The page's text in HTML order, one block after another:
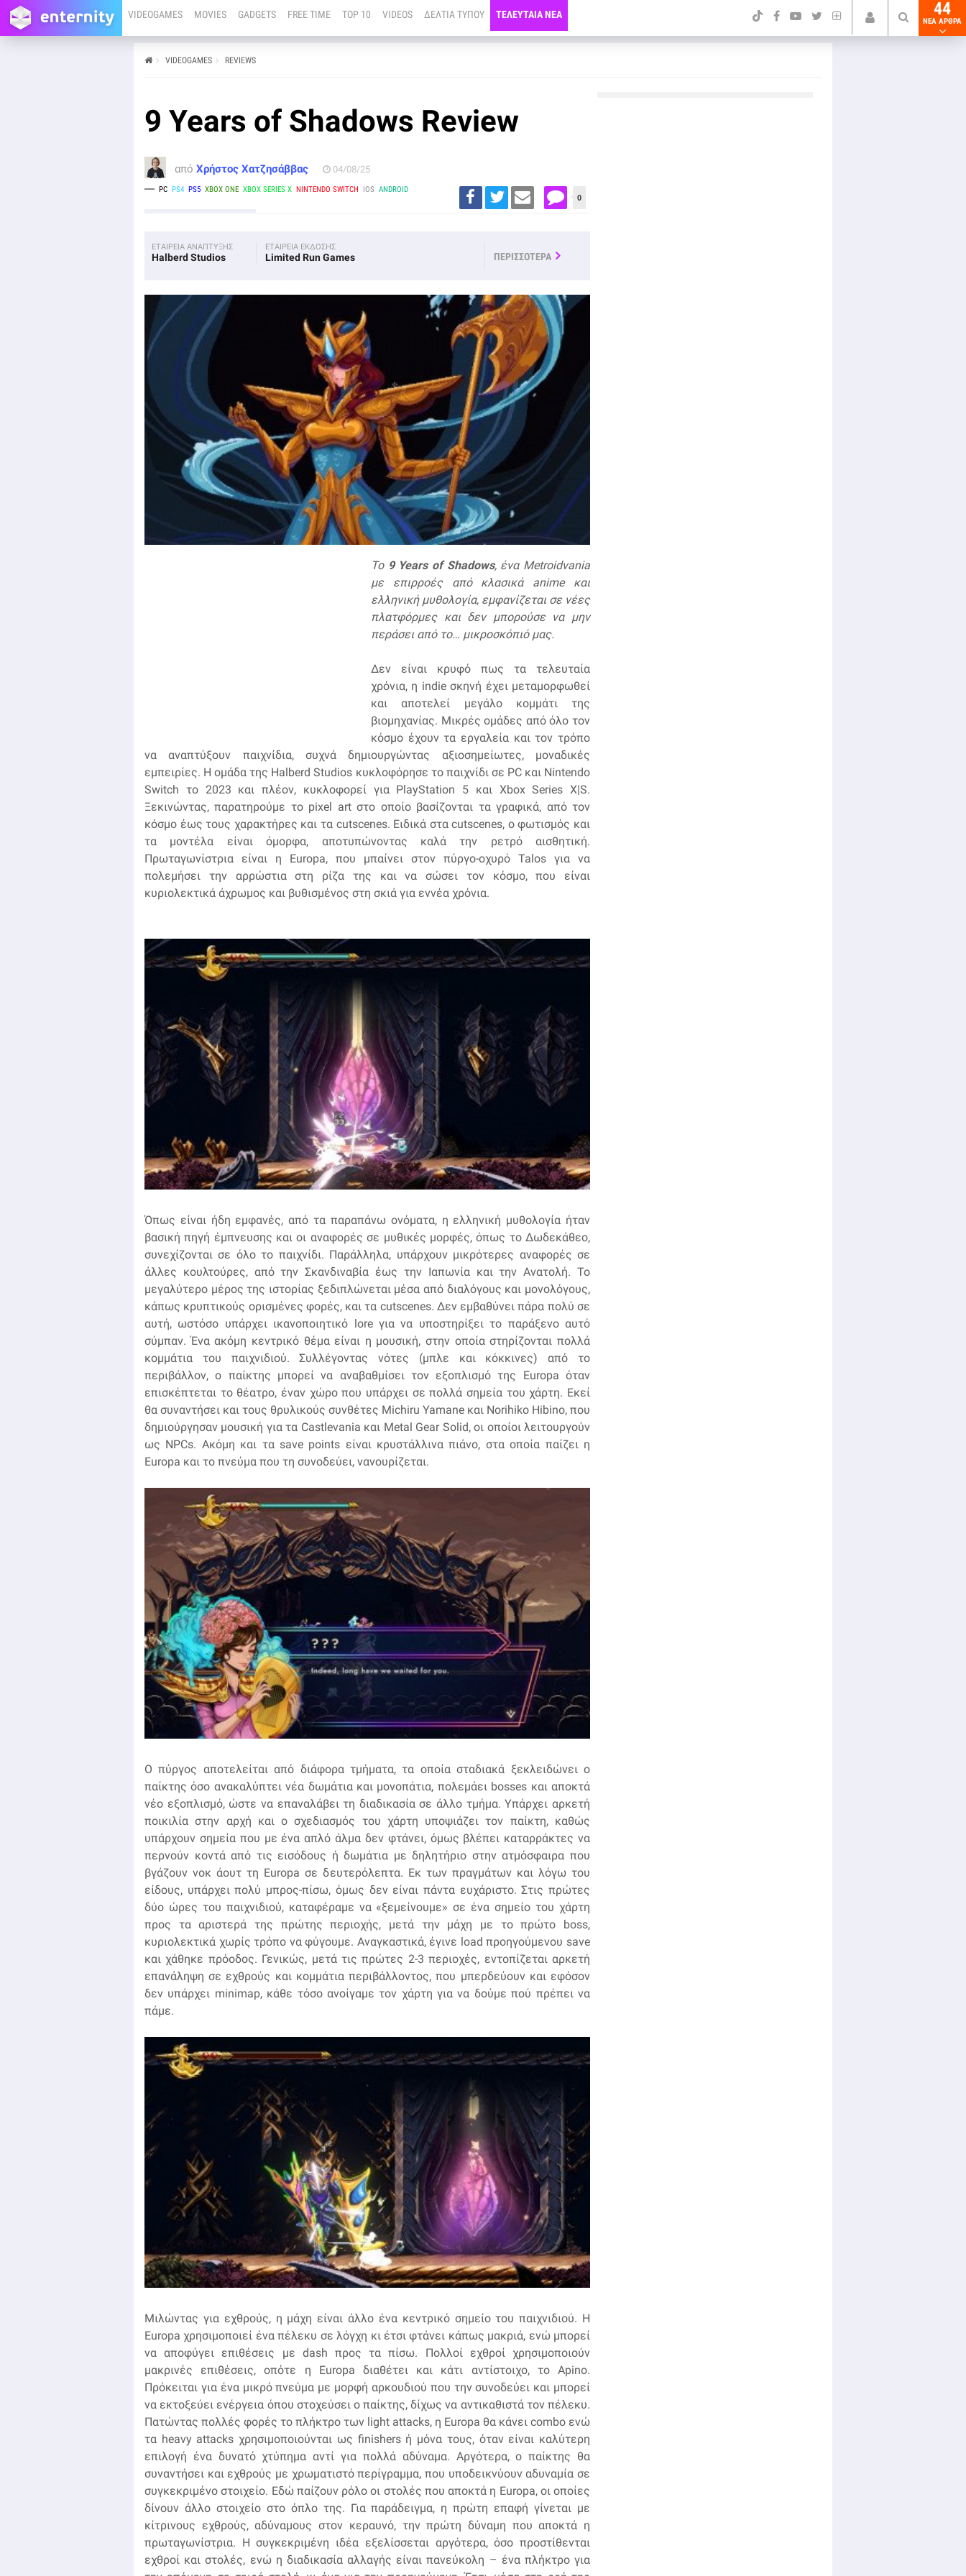
VIDEOGAMES MOVIES GADGETS FREE TIME TOP 10 VIDEOS ΔΕΛΤΙΑ ΤΥΠΟΥ ΤΕΛΕΥΤΑΙΑ ΝΕΑ 44
NEA ΑΡΘΡΑ
VIDEOGAMES REVIEWS
9 Years of Shadows Review
από Χρήστος Χατζησάββας 04/08/25
PC PS4 PS5 XBOX ONE XBOX SERIES X NINTENDO SWITCH IOS ANDROID
0
ΕΤΑΙΡΕΙΑ ΑΝΑΠΤΥΞΗΣ
Halberd Studios
ΕΤΑΙΡΕΙΑ ΕΚΔΟΣΗΣ
Limited Run Games ΠΕΡΙΣΣΟΤΕΡΑ
Το 9 Years of Shadows, ένα Metroidvania
με επιρροές από κλασικά anime και
ελληνική μυθολογία, εμφανίζεται σε νέες
πλατφόρμες και δεν μπορούσε να μην
περάσει από το… μικροσκόπιό μας.
Δεν είναι κρυφό πως τα τελευταία
χρόνια, η indie σκηνή έχει μεταμορφωθεί
και αποτελεί μεγάλο κομμάτι της
βιομηχανίας. Μικρές ομάδες από όλο τον
κόσμο έχουν τα εργαλεία και τον τρόπο
να αναπτύξουν παιχνίδια, συχνά δημιουργώντας αξιοσημείωτες, μοναδικές
εμπειρίες. Η ομάδα της Halberd Studios κυκλοφόρησε το παιχνίδι σε PC και Nintendo
Switch το 2023 και πλέον, κυκλοφορεί για PlayStation 5 και Xbox Series X|S.
Ξεκινώντας, παρατηρούμε το pixel art στο οποίο βασίζονται τα γραφικά, από τον
κόσμο έως τους χαρακτήρες και τα cutscenes. Ειδικά στα cutscenes, ο φωτισμός και
τα μοντέλα είναι όμορφα, αποτυπώνοντας καλά την ρετρό αισθητική.
Πρωταγωνίστρια είναι η Europa, που μπαίνει στον πύργο-οχυρό Talos για να
πολεμήσει την αρρώστια στη ρίζα της και να σώσει τον κόσμο, που είναι
κυριολεκτικά άχρωμος και βυθισμένος στη σκιά για εννέα χρόνια.
Όπως είναι ήδη εμφανές, από τα παραπάνω ονόματα, η ελληνική μυθολογία ήταν
βασική πηγή έμπνευσης και οι αναφορές σε μυθικές μορφές, όπως το Δωδεκάθεο,
συνεχίζονται σε όλο το παιχνίδι. Παράλληλα, υπάρχουν μικρότερες αναφορές σε
άλλες κουλτούρες, από την Σκανδιναβία έως την Ιαπωνία και την Ανατολή. Το
μεγαλύτερο μέρος της ιστορίας ξεδιπλώνεται μέσα από διαλόγους και μονολόγους,
κάπως κρυπτικούς ορισμένες φορές, και τα cutscenes. Δεν εμβαθύνει πάρα πολύ σε
αυτή, ωστόσο υπάρχει ικανοποιητικό lore για να υποστηρίξει το παράξενο αυτό
σύμπαν. Ένα ακόμη κεντρικό θέμα είναι η μουσική, στην οποία στηρίζονται πολλά
κομμάτια του παιχνιδιού. Συλλέγοντας νότες (μπλε και κόκκινες) από το
περιβάλλον, ο παίκτης μπορεί να αναβαθμίσει τον εξοπλισμό της Europa όταν
επισκέπτεται το θέατρο, έναν χώρο που υπάρχει σε πολλά σημεία του χάρτη. Εκεί
θα συναντήσει και τους θρυλικούς συνθέτες Michiru Yamane και Norihiko Hibino, που
δημιούργησαν μουσική για τα Castlevania και Metal Gear Solid, οι οποίοι λειτουργούν
ως NPCs. Ακόμη και τα save points είναι κρυστάλλινα πιάνο, στα οποία παίζει η
Europa και το πνεύμα που τη συνοδεύει, νανουρίζεται.
Ο πύργος αποτελείται από διάφορα τμήματα, τα οποία σταδιακά ξεκλειδώνει ο
παίκτης όσο ανακαλύπτει νέα δωμάτια και μονοπάτια, πολεμάει bosses και αποκτά
νέο εξοπλισμό, ώστε να επαναλάβει τη διαδικασία σε άλλο τμήμα. Υπάρχει αρκετή
ποικιλία στην αρχή και ο σχεδιασμός του χάρτη υποψιάζει τον παίκτη, καθώς
υπάρχουν σημεία που με ένα απλό άλμα δεν φτάνει, όμως βλέπει καταρράκτες να
περνούν κοντά από τις εισόδους ή δωμάτια με δηλητήριο στην ατμόσφαιρα που
βγάζουν νοκ άουτ τη Europa σε δευτερόλεπτα. Εκ των πραγμάτων και λόγω του
είδους, υπάρχει πολύ μπρος-πίσω, όμως δεν είναι πάντα ευχάριστο. Στις πρώτες
δύο ώρες του παιχνιδιού, καταφέραμε να «ξεμείνουμε» σε ένα σημείο του χάρτη
προς τα αριστερά της πρώτης περιοχής, μετά την μάχη με το πρώτο boss,
κυριολεκτικά χωρίς τρόπο να φύγουμε. Αναγκαστικά, έγινε load προηγούμενου save
και χάθηκε πρόοδος. Γενικώς, μετά τις πρώτες 2-3 περιοχές, εντοπίζεται αρκετή
επανάληψη σε εχθρούς και κομμάτια περιβάλλοντος, που μπερδεύουν και εφόσον
δεν υπάρχει minimap, κάθε τόσο ανοίγαμε τον χάρτη για να δούμε πού πρέπει να
πάμε.
Μιλώντας για εχθρούς, η μάχη είναι άλλο ένα κεντρικό σημείο του παιχνιδιού. Η
Europa χρησιμοποιεί ένα πέλεκυ σε λόγχη κι έτσι φτάνει κάπως μακριά, ενώ μπορεί
να αποφύγει επιθέσεις με dash προς τα πίσω. Πολλοί εχθροί χρησιμοποιούν
μακρινές επιθέσεις, οπότε η Europa διαθέτει και κάτι αντίστοιχο, το Apino.
Πρόκειται για ένα μικρό πνεύμα με μορφή αρκουδιού που την συνοδεύει και μπορεί
να εκτοξεύει ενέργεια όπου στοχεύσει ο παίκτης, δίχως να αντικαθιστά τον πέλεκυ.
Πατώντας πολλές φορές το πλήκτρο των light attacks, η Europa θα κάνει combo ενώ
τα heavy attacks χρησιμοποιούνται ως finishers ή μόνα τους, όταν είναι καλύτερη
επιλογή ένα δυνατό χτύπημα αντί για πολλά αδύναμα. Αργότερα, ο παίκτης θα
συναντήσει και εχθρούς με χρωματιστό περίγραμμα, που υποδεικνύουν αδυναμία σε
συγκεκριμένο στοιχείο. Εδώ παίζουν ρόλο οι στολές που αποκτά η Europa, οι οποίες
δίνουν άλλο στοιχείο στο όπλο της. Για παράδειγμα, η πρώτη επαφή γίνεται με
κίτρινους εχθρούς, αδύναμους στον κεραυνό, την πρώτη δύναμη που αποκτά η
πρωταγωνίστρια. Η συγκεκριμένη ιδέα εξελίσσεται αργότερα, όσο προστίθενται
εχθροί και στολές, ενώ η διαδικασία αλλαγής είναι πανεύκολη – ένα πλήκτρο για
Χρήστος Χατζησάββας
εμφανίζεται σε νέες πλατφόρμες και δεν μπορούσε να
μην περάσει από το… μικροσκόπιό μας.